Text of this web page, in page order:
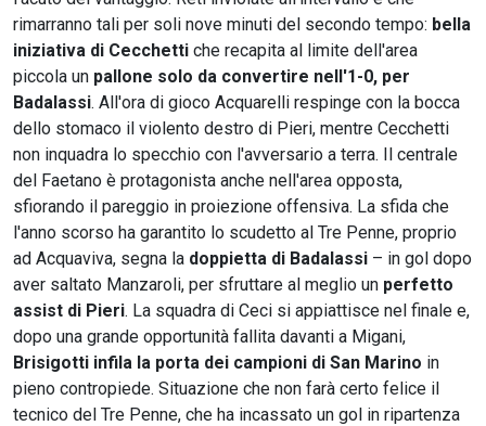
rimarranno tali per soli nove minuti del secondo tempo: bella
iniziativa di Cecchetti che recapita al limite dell'area
piccola un pallone solo da convertire nell'1-0, per
Badalassi. All'ora di gioco Acquarelli respinge con la bocca
dello stomaco il violento destro di Pieri, mentre Cecchetti
non inquadra lo specchio con l'avversario a terra. Il centrale
del Faetano è protagonista anche nell'area opposta,
sfiorando il pareggio in proiezione offensiva. La sfida che
l'anno scorso ha garantito lo scudetto al Tre Penne, proprio
ad Acquaviva, segna la doppietta di Badalassi – in gol dopo
aver saltato Manzaroli, per sfruttare al meglio un perfetto
assist di Pieri. La squadra di Ceci si appiattisce nel finale e,
dopo una grande opportunità fallita davanti a Migani,
Brisigotti infila la porta dei campioni di San Marino in
pieno contropiede. Situazione che non farà certo felice il
tecnico del Tre Penne, che ha incassato un gol in ripartenza